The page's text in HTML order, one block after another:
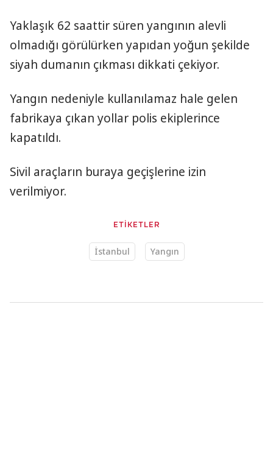
Yaklaşık 62 saattir süren yangının alevli
olmadığı görülürken yapıdan yoğun şekilde
siyah dumanın çıkması dikkati çekiyor.
Yangın nedeniyle kullanılamaz hale gelen
fabrikaya çıkan yollar polis ekiplerince
kapatıldı.
Sivil araçların buraya geçişlerine izin
verilmiyor.
ETİKETLER
İstanbul Yangın